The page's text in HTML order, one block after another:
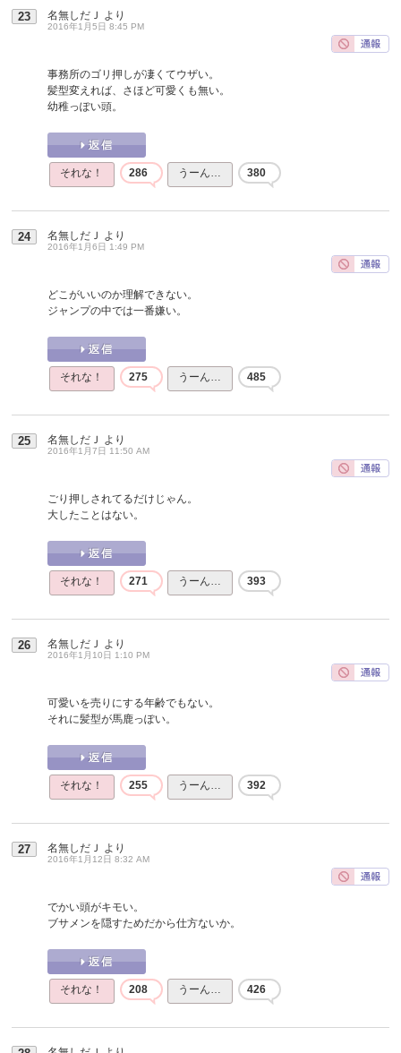
23 名無しだＪ より
2016年1月5日 8:45 PM
事務所のゴリ押しが凄くてウザい。
髪型変えれば、さほど可愛くも無い。
幼稚っぽい頭。
それな！ 286 うーん… 380
24 名無しだＪ より
2016年1月6日 1:49 PM
どこがいいのか理解できない。
ジャンプの中では一番嫌い。
それな！ 275 うーん… 485
25 名無しだＪ より
2016年1月7日 11:50 AM
ごり押しされてるだけじゃん。
大したことはない。
それな！ 271 うーん… 393
26 名無しだＪ より
2016年1月10日 1:10 PM
可愛いを売りにする年齢でもない。
それに髪型が馬鹿っぽい。
それな！ 255 うーん… 392
27 名無しだＪ より
2016年1月12日 8:32 AM
でかい頭がキモい。
ブサメンを隠すためだから仕方ないか。
それな！ 208 うーん… 426